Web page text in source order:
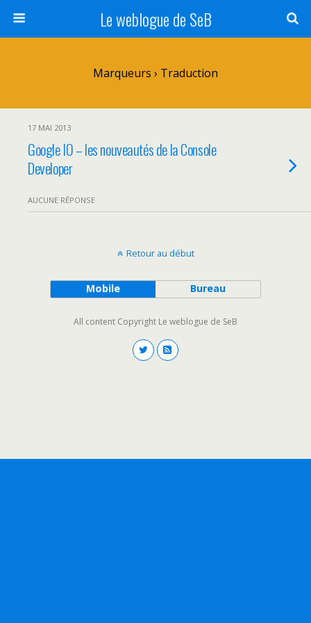
Le weblogue de SeB
Marqueurs › Traduction
17 MAI 2013
Google IO – les nouveautés de la Console
Developer
AUCUNE RÉPONSE
Retour au début
Mobile Bureau
All content Copyright Le weblogue de SeB